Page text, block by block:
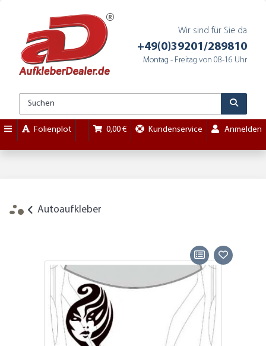
Wir sind für Sie da
+49(0)39201/289810
Montag - Freitag von 08-16 Uhr
Folienplot 0,00 € Kundenservice Anmelden
Autoaufkleber